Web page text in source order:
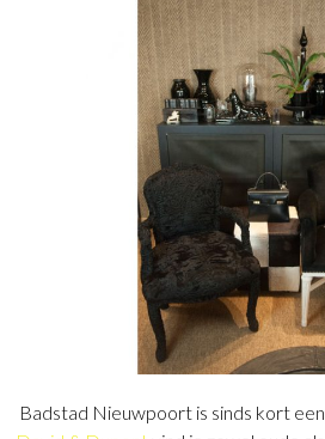
Badstad Nieuwpoort is sinds kort